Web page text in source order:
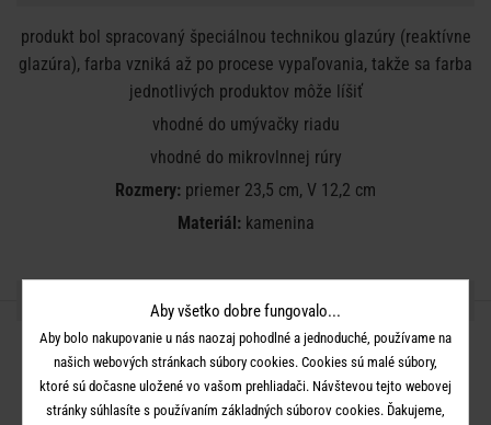
produkt bol spracovaný špeciálnou technikou glazúry (reaktívne
glazúra), farba vzniká až po procese vypaľovania, takže sa farba
jednotlivých produktov môže líšiť
vhodné do umývačky riadu
vhodné do mikrovlnnej rúry
Rozmery: priemer 23,5 cm, V 12,2 cm
Materiál:kamenina
ZDIEĽAJTE S PRIATEĽMI
Aby všetko dobre fungovalo...
Aby bolo nakupovanie u nás naozaj pohodlné a jednoduché, používame na
našich webových stránkach súbory cookies. Cookies sú malé súbory,
ktoré sú dočasne uložené vo vašom prehliadači. Návštevou tejto webovej
stránky súhlasíte s používaním základných súborov cookies. Ďakujeme,